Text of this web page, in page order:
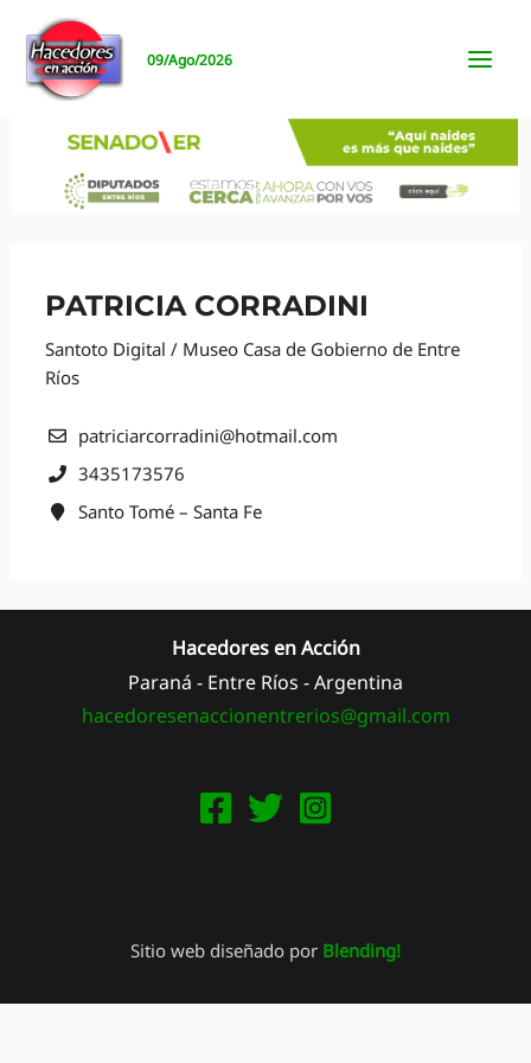
contenido
09/Ago/2026
PATRICIA CORRADINI
Santoto Digital / Museo Casa de Gobierno de Entre
Ríos
patriciarcorradini@hotmail.com
3435173576
Santo Tomé – Santa Fe
Hacedores en Acción
Paraná - Entre Ríos - Argentina
hacedoresenaccionentrerios@gmail.com
Sitio web diseñado por Blending!